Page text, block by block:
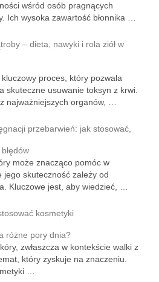
wśród osób pragnących
Ich wysoka zawartość błonnika …
– dieta, nawyki i rola ziół w
proces, który pozwala
skuteczne usuwanie toksyn z krwi.
najważniejszych organów, …
przebarwień: jak stosować,
może znacząco pomóc w
jego skuteczność zależy od
Kluczowe jest, aby wiedzieć, …
kosmetyki
różne pory dnia?
zwłaszcza w kontekście walki z
który zyskuje na znaczeniu.
…